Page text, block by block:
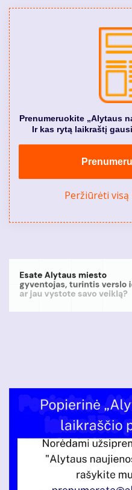
Prenumeruokite „Alytaus
Ir kas rytą laikraštį
Peržiūrėti